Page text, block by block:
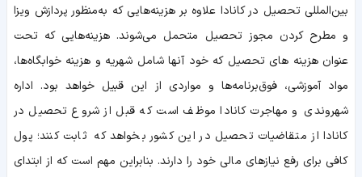
بین‌المللی تحصیل در کانادا علاوه بر هزینه‌هایی که به‌منظور پردازش ویزا
و مطرح کردن مجوز تحصیل متحمل می‌شوند. هزینه‌هایی که تحت
عنوان هزینه ‌های تحصیل که خود آنها شامل شهریه و هزینه خوابگاه‌ها،
مواد آموزشی، فوق‌برنامه‌ها و مواردی از این قبیل خواهد بود. اداره
شهروندی و مهاجرت کانادا موظف است که قبل از شروع تحصیل در
کانادا از متقاضیات تحصیل در این کشور بخواهد که ثابت کنند؛ پول
کافی برای رفع نیازهای مالی خود را دارند. بنابراین مهم است که از ابتدای